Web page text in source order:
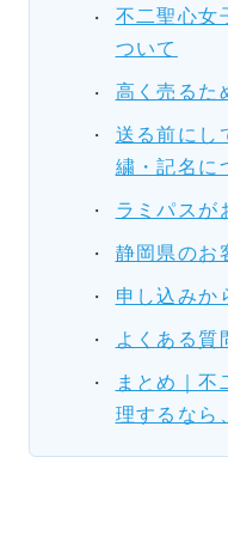
不二聖心女
ついて
高く売るた
送る前にし
繍・記名に
ラミパスが
静岡県のお
申し込みか
よくある質
まとめ｜
理するなら